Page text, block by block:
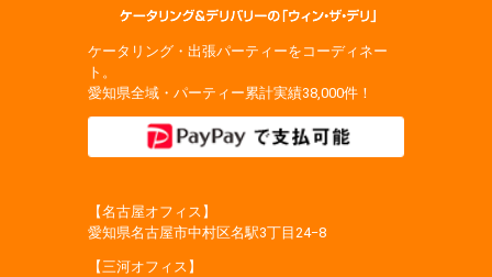
ケータリング・出張パーティーをコーディネー
ト。
愛知県全域・パーティー累計実績38,000件！
【名古屋オフィス】
愛知県名古屋市中村区名駅3丁目24−8
【三河オフィス】